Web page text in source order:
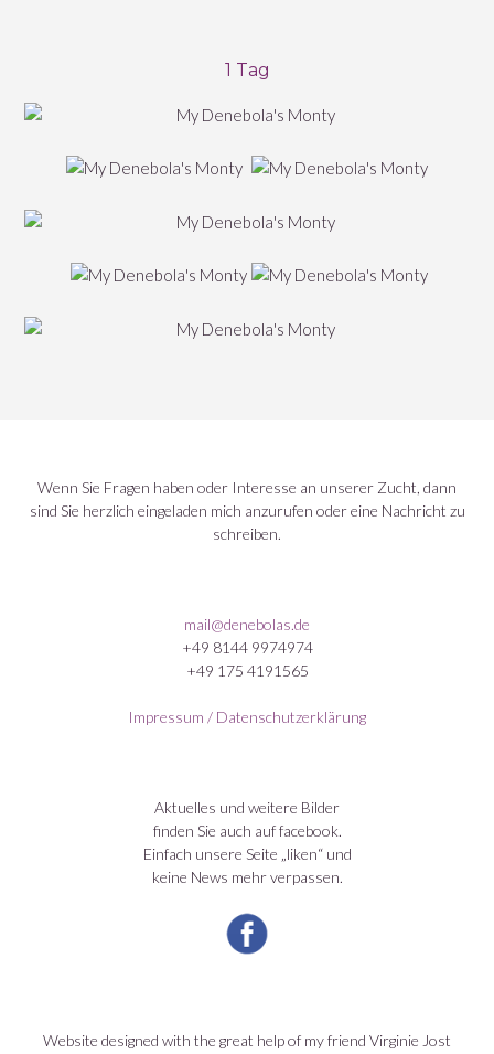
1 Tag
Wenn Sie Fragen haben oder Interesse an unserer Zucht, dann
sind Sie herzlich eingeladen mich anzurufen oder eine Nachricht zu
schreiben.
mail@denebolas.de
+49 8144 9974974
+49 175 4191565
Impressum / Datenschutzerklärung
Aktuelles und weitere Bilder
finden Sie auch auf facebook.
Einfach unsere Seite „liken“ und
keine News mehr verpassen.
Website designed with the great help of my friend Virginie Jost